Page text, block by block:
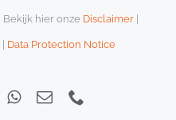
hier onze Disclaimer|
Data Protection Notice
WhatsApp
E-
Telefoon